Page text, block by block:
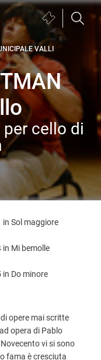
Biglietteria
(si
in
una
nuova
finestra)
VALLI
cello di
in Sol maggiore
in Mi bemolle
in Do minore
opere mai scritte
opera di Pablo
vi si sono
fama è cresciuta